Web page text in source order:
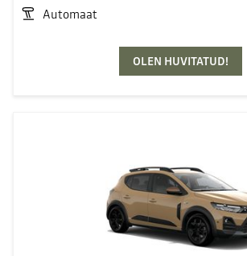
Automaat
OLEN HUVITATUD!